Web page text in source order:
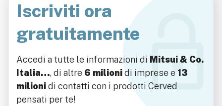
Iscriviti ora
gratuitamente
Accedi a tutte le informazioni di Mitsui & Co.
Italia…, di altre 6 milionidi imprese e 13
milionidi contatti con i prodotti Cerved
pensati per te!